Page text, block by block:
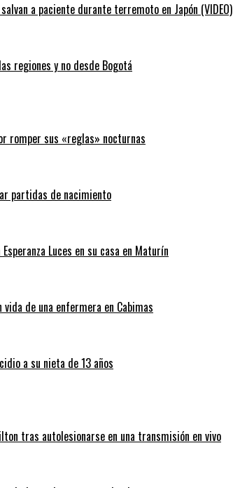
a paciente durante terremoto en Japón (VIDEO)
regiones y no desde Bogotá
romper sus «reglas» nocturnas
partidas de nacimiento
Luces en su casa en Maturín
de una enfermera en Cabimas
a su nieta de 13 años
tras autolesionarse en una transmisión en vivo